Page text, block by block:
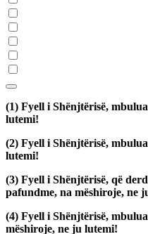
(1) Fyell i Shënjtërisë,
lutemi!
(2) Fyell i Shënjtërisë,
lutemi!
(3) Fyell i Shënjtërisë, që
pafundme, na mëshiroje, ne
(4) Fyell i Shënjtërisë,
mëshiroje, ne ju lutemi!